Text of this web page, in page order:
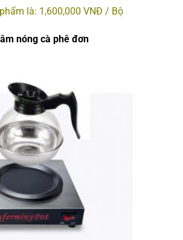
là: 1,600,000 VNĐ / Bộ
nóng cà phê đơn